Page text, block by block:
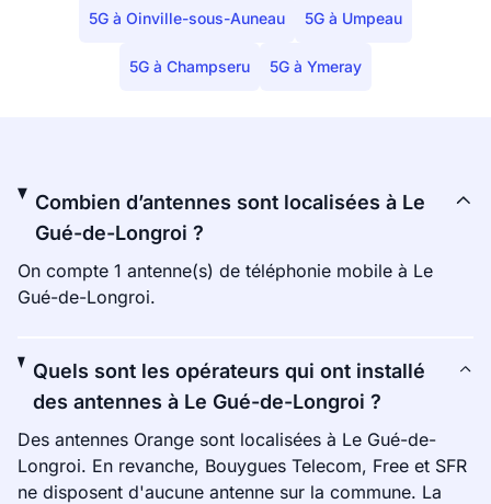
5G à Oinville-sous-Auneau 5G à Umpeau
5G à Champseru 5G à Ymeray
Combien d’antennes sont localisées à Le
Gué-de-Longroi ?
On compte 1 antenne(s) de téléphonie mobile à Le
Gué-de-Longroi.
Quels sont les opérateurs qui ont installé
des antennes à Le Gué-de-Longroi ?
Des antennes Orange sont localisées à Le Gué-de-
Longroi. En revanche, Bouygues Telecom, Free et SFR
ne disposent d'aucune antenne sur la commune. La